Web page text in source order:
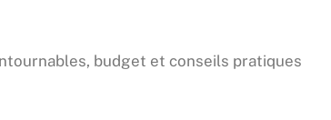
budget et conseils pratiques